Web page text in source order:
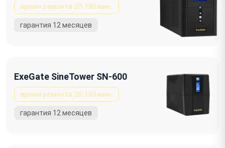
ExeGate SineTower SN-600